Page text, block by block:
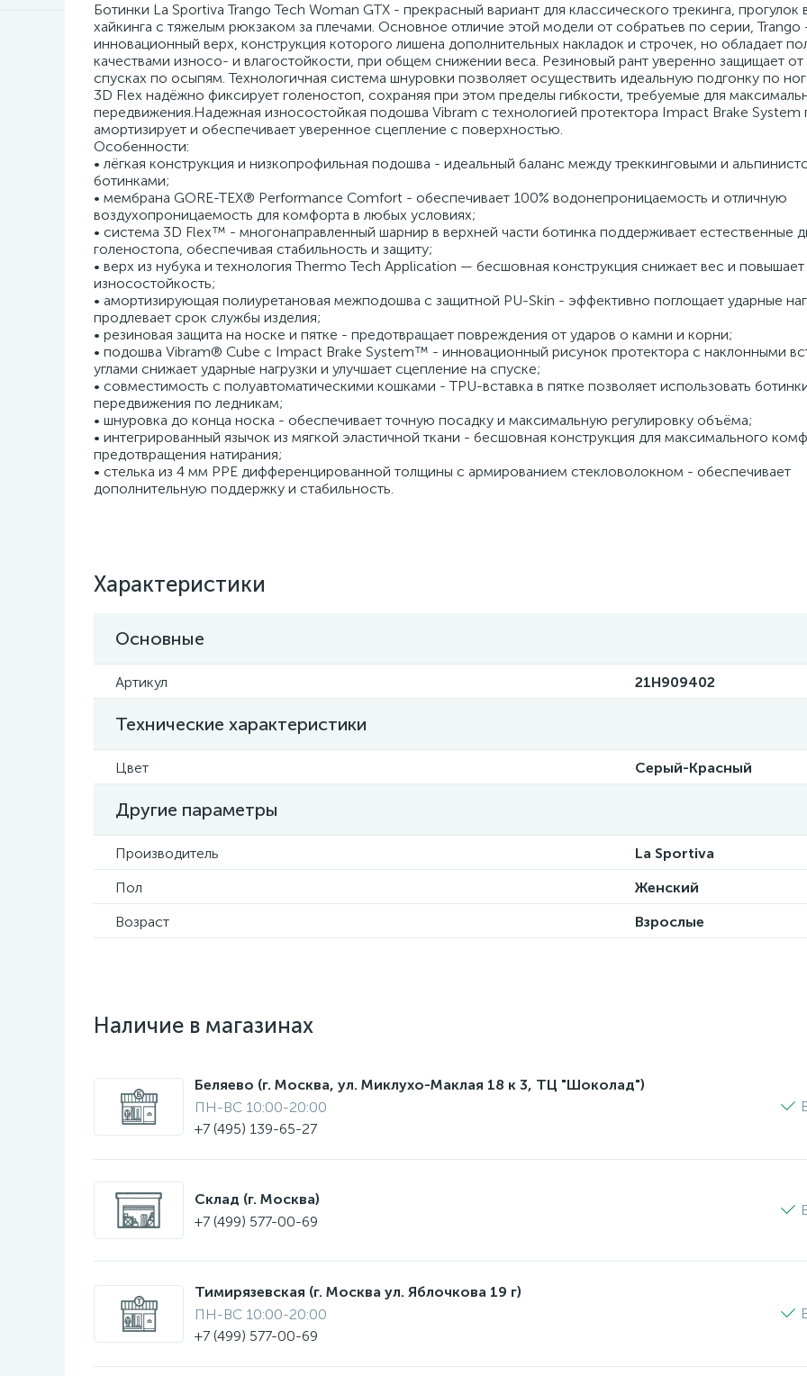
Ботинки La Sportiva Trango Tech Woman GTX - прекрасный вариант для классического трекинга, прогулок
хайкинга с тяжелым рюкзаком за плечами. Основное отличие этой модели от собратьев по серии, Trango
инновационный верх, конструкция которого лишена дополнительных накладок и строчек, но обладает
качествами износо- и влагостойкости, при общем снижении веса. Резиновый рант уверенно защищает от
спусках по осыпям. Технологичная система шнуровки позволяет осуществить идеальную подгонку по
3D Flex надёжно фиксирует голеностоп, сохраняя при этом пределы гибкости, требуемые для
передвижения.Надежная износостойкая подошва Vibram с технологией протектора Impact Brake System
амортизирует и обеспечивает уверенное сцепление с поверхностью.
Особенности:
• лёгкая конструкция и низкопрофильная подошва - идеальный баланс между треккинговыми и
ботинками;
• мембрана GORE-TEX® Performance Comfort - обеспечивает 100% водонепроницаемость и отличную
воздухопроницаемость для комфорта в любых условиях;
• система 3D Flex™ - многонаправленный шарнир в верхней части ботинка поддерживает естественные
голеностопа, обеспечивая стабильность и защиту;
• верх из нубука и технология Thermo Tech Application — бесшовная конструкция снижает вес и повышает
износостойкость;
• амортизирующая полиуретановая межподошва с защитной PU-Skin - эффективно поглощает ударные
продлевает срок службы изделия;
• резиновая защита на носке и пятке - предотвращает повреждения от ударов о камни и корни;
• подошва Vibram® Cube с Impact Brake System™ - инновационный рисунок протектора с наклонными
углами снижает ударные нагрузки и улучшает сцепление на спуске;
• совместимость с полуавтоматическими кошками - TPU-вставка в пятке позволяет использовать
передвижения по ледникам;
• шнуровка до конца носка - обеспечивает точную посадку и максимальную регулировку объёма;
• интегрированный язычок из мягкой эластичной ткани - бесшовная конструкция для максимального
предотвращения натирания;
• стелька из 4 мм PPE дифференцированной толщины с армированием стекловолокном - обеспечивает
дополнительную поддержку и стабильность.
Характеристики
Основные
Артикул 21H909402
Технические характеристики
Цвет Серый-Красный
Другие параметры
Производитель
La Sportiva
Пол
Женский
Возраст
Взрослые
Наличие в магазинах
Беляево (г. Москва, ул. Миклухо-Маклая 18 к 3, ТЦ "Шоколад")
ПН-ВС 10:00-20:00
+7 (495) 139-65-27
Склад (г. Москва)
+7 (499) 577-00-69
Тимирязевская (г. Москва ул. Яблочкова 19 г)
ПН-ВС 10:00-20:00
+7 (499) 577-00-69